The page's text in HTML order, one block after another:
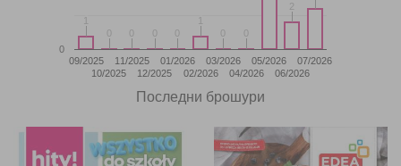
09/2025
10/2025
11/2025
12/2025
01/2026
02/2026
03/2026
04/2026
05/2026
06/2026
07/2026
0
11
00 00 00 00
11
00 00
22
Последни брошури